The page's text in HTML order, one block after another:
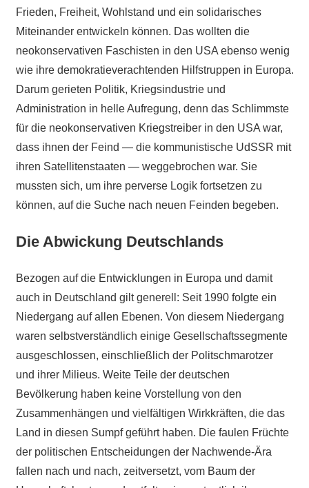
Frieden, Freiheit, Wohlstand und ein solidarisches
Miteinander entwickeln können. Das wollten die
neokonservativen Faschisten in den USA ebenso wenig
wie ihre demokratieverachtenden Hilfstruppen in Europa.
Darum gerieten Politik, Kriegsindustrie und
Administration in helle Aufregung, denn das Schlimmste
für die neokonservativen Kriegstreiber in den USA war,
dass ihnen der Feind — die kommunistische UdSSR mit
ihren Satellitenstaaten — weggebrochen war. Sie
mussten sich, um ihre perverse Logik fortsetzen zu
können, auf die Suche nach neuen Feinden begeben.
Die Abwickung Deutschlands
Bezogen auf die Entwicklungen in Europa und damit
auch in Deutschland gilt generell: Seit 1990 folgte ein
Niedergang auf allen Ebenen. Von diesem Niedergang
waren selbstverständlich einige Gesellschaftssegmente
ausgeschlossen, einschließlich der Politschmarotzer
und ihrer Milieus. Weite Teile der deutschen
Bevölkerung haben keine Vorstellung von den
Zusammenhängen und vielfältigen Wirkkräften, die das
Land in diesen Sumpf geführt haben. Die faulen Früchte
der politischen Entscheidungen der Nachwende-Ära
fallen nach und nach, zeitversetzt, vom Baum der